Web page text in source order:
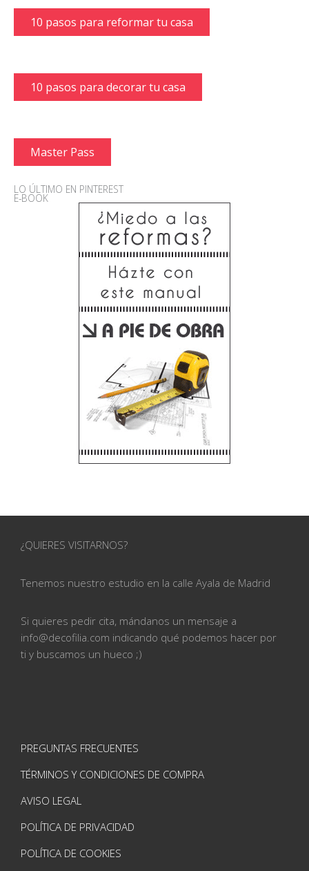
10 pasos para reformar tu casa
10 pasos para decorar tu casa
Master Pass
LO ÚLTIMO EN PINTEREST
E-BOOK
¿QUIERES VISITARNOS?
Tenemos nuestro estudio en la calle Ayala de Madrid
Si quieres pedir cita, mándanos un mensaje a
info@decofilia.com indicando qué podemos hacer por
ti y buscamos un hueco ;)
PREGUNTAS FRECUENTES
TÉRMINOS Y CONDICIONES DE COMPRA
AVISO LEGAL
POLÍTICA DE PRIVACIDAD
POLÍTICA DE COOKIES